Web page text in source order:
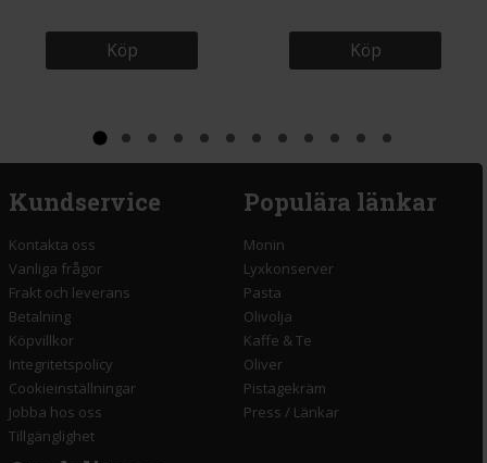
Köp Köp
Kundservice
Kontakta oss
Vanliga frågor
Frakt och leverans
Betalning
Köpvillkor
Integritetspolicy
Cookieinställningar
Jobba hos oss
Tillgänglighet
Populära länkar
Monin
Lyxkonserver
Pasta
Olivolja
Kaffe & Te
Oliver
Pistagekräm
Press / Länkar